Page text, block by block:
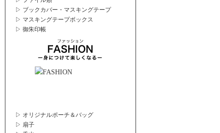
▷ ブックカバー・マスキングテープ
▷ マスキングテープボックス
▷ 御朱印帳
▷ オリジナルポーチ＆バッグ
▷ 扇子